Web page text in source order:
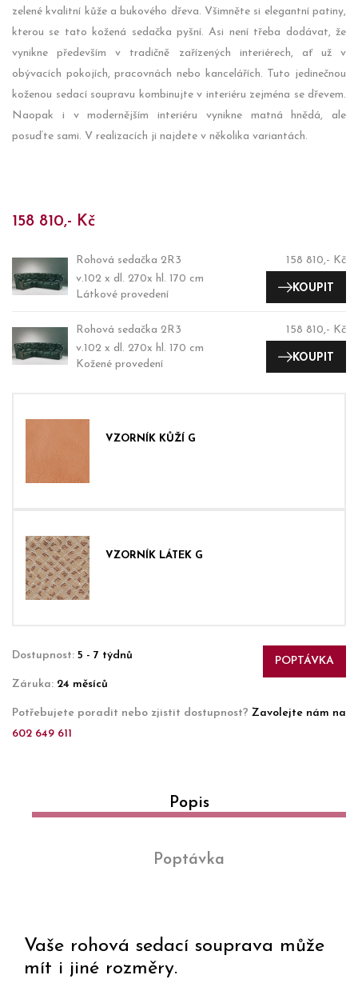
zelené kvalitní kůže a bukového dřeva. Všimněte si elegantní patiny,
kterou se tato kožená sedačka pyšní. Asi není třeba dodávat, že
vynikne především v tradičně zařízených interiérech, ať už v
obývacích pokojích, pracovnách nebo kancelářích. Tuto jedinečnou
koženou sedací soupravu kombinujte v interiéru zejména se dřevem.
Naopak i v modernějším interiéru vynikne matná hnědá, ale
posuďte sami. V realizacích ji najdete v několika variantách.
158 810,- Kč
Rohová sedačka 2R3
v.102 x dl. 270x hl. 170 cm
Látkové provedení
158 810,- Kč
KOUPIT
Rohová sedačka 2R3
v.102 x dl. 270x hl. 170 cm
Kožené provedení
158 810,- Kč
KOUPIT
VZORNÍK KŮŽÍ G
VZORNÍK LÁTEK G
POPTÁVKA
Dostupnost: 5 - 7 týdnů
Záruka: 24 měsíců
Potřebujete poradit nebo zjistit dostupnost? Zavolejte nám na
602 649 611
Popis
Poptávka
Vaše rohová sedací souprava může
mít i jiné rozměry.